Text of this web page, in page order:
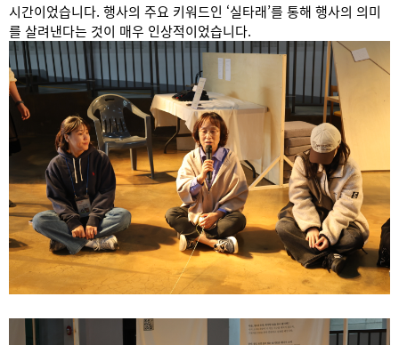
시간이었습니다. 행사의 주요 키워드인 ‘실타래’를 통해 행사의 의미
를 살려낸다는 것이 매우 인상적이었습니다.